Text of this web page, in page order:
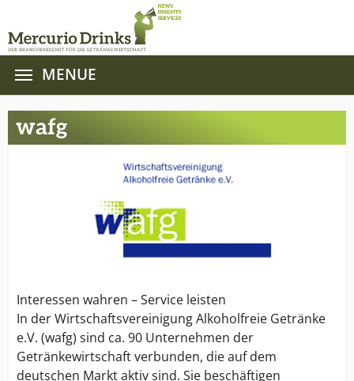
MENUE
wafg
Interessen wahren – Service leisten
In der Wirtschaftsvereinigung Alkoholfreie Getränke
e.V. (wafg) sind ca. 90 Unternehmen der
Getränkewirtschaft verbunden, die auf dem
deutschen Markt aktiv sind. Sie beschäftigen